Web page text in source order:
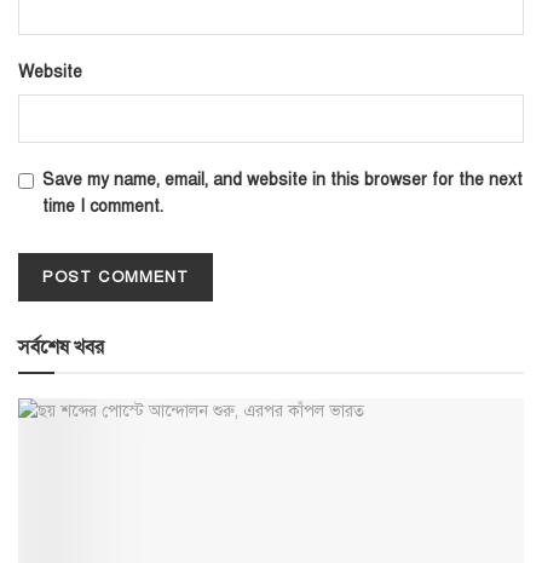
Website
Save my name, email, and website in this browser for the next
time I comment.
সর্বশেষ খবর